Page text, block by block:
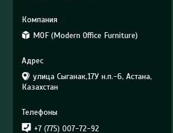
MOF (Modern Office Furniture)
улица Сыганак,17У н.п.-6, Астана,
Казахстан
+7 (775) 007-72-92